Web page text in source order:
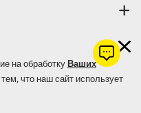
на обработкуВаших
что наш сайт использует
- официальное
Kärcher SE & Co. KG в